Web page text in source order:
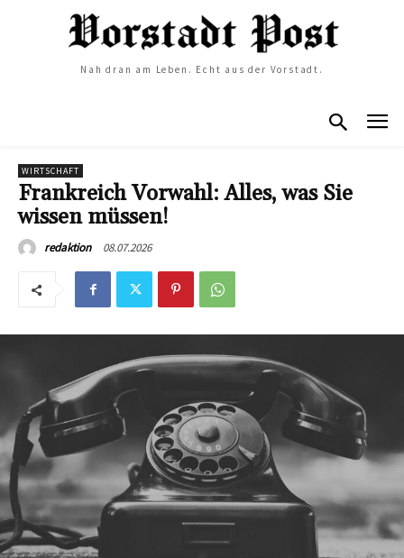
Nah dran am Leben. Echt aus der Vorstadt.
WIRTSCHAFT
Frankreich Vorwahl: Alles, was Sie
wissen müssen!
redaktion 08.07.2026